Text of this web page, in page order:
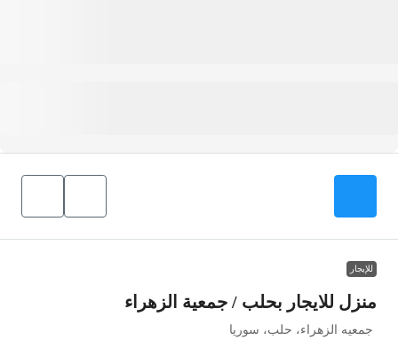
للإيجار
منزل للايجار بحلب / جمعية الزهراء
جمعيه الزهراء، حلب، سوريا